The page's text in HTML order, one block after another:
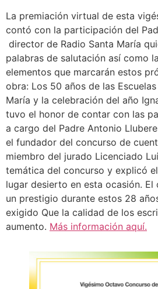
La premiación virtual de esta
contó con la participación del
director de Radio Santa María
palabras de salutación así como
elementos que marcarán estos
obra: Los 50 años de las
María y la celebración del año
tuvo el honor de contar con las
a cargo del Padre Antonio
el fundador del concurso de
miembro del jurado Licenciado
temática del concurso y explicó
lugar desierto en esta ocasión. El
un prestigio durante estos 28
exigido Que la calidad de los
aumento. Más información aquí.